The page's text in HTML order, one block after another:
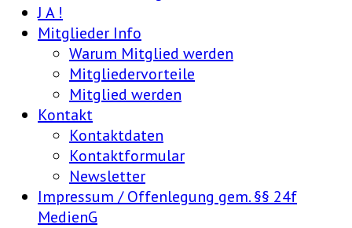
J A !
Mitglieder Info
Warum Mitglied werden
Mitgliedervorteile
Mitglied werden
Kontakt
Kontaktdaten
Kontaktformular
Newsletter
Impressum / Offenlegung gem. §§ 24f
MedienG